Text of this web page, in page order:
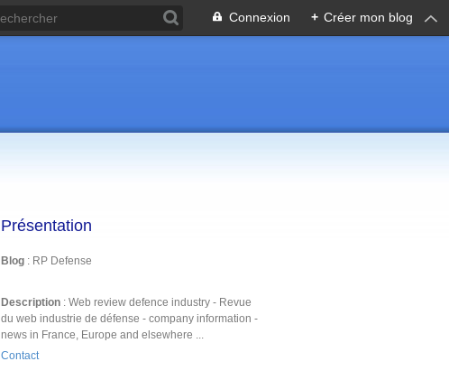
Connexion + Créer mon blog
Présentation
Blog : RP Defense
Description : Web review defence industry - Revue
du web industrie de défense - company information -
news in France, Europe and elsewhere ...
Contact